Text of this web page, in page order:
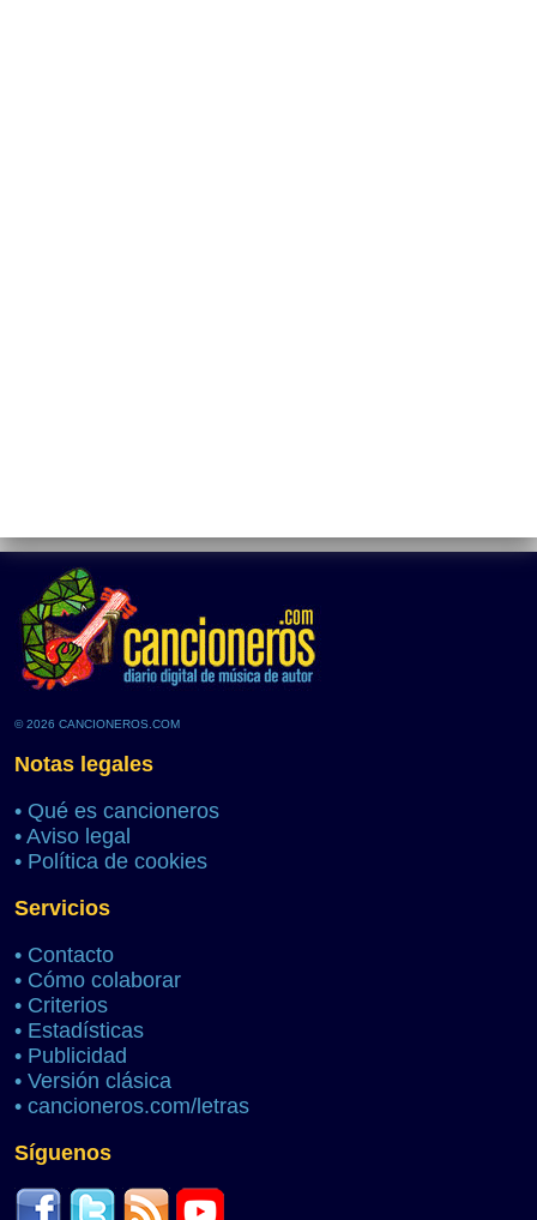
© 2026 CANCIONEROS.COM
Notas legales
• Qué es cancioneros
• Aviso legal
• Política de cookies
Servicios
• Contacto
• Cómo colaborar
• Criterios
• Estadísticas
• Publicidad
• Versión clásica
• cancioneros.com/letras
Síguenos